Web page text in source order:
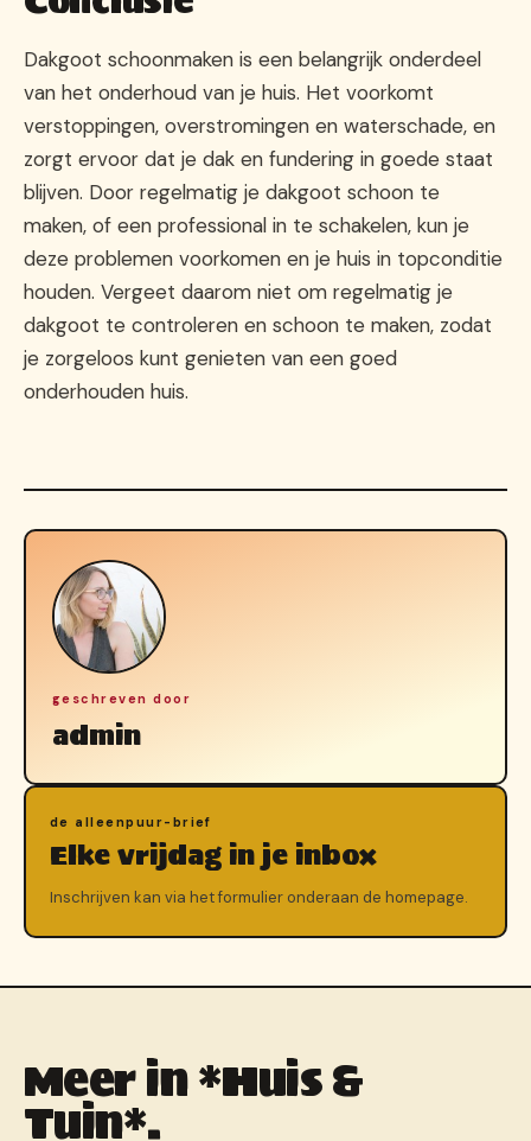
Dakgoot schoonmaken is een belangrijk onderdeel
van het onderhoud van je huis. Het voorkomt
verstoppingen, overstromingen en waterschade, en
zorgt ervoor dat je dak en fundering in goede staat
blijven. Door regelmatig je dakgoot schoon te
maken, of een professional in te schakelen, kun je
deze problemen voorkomen en je huis in topconditie
houden. Vergeet daarom niet om regelmatig je
dakgoot te controleren en schoon te maken, zodat
je zorgeloos kunt genieten van een goed
onderhouden huis.
geschreven door
admin
de alleenpuur-brief
Elke vrijdag in je inbox
Inschrijven kan via het formulier onderaan de homepage.
Meer in *Huis &
Tuin*.